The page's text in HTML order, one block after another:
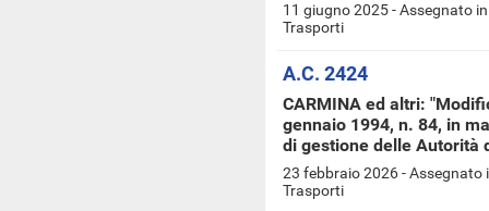
11 giugno 2025 - Assegnato
Trasporti
A.C. 2424
CARMINA ed altri:
gennaio 1994, n. 84, in
di gestione delle Autorità
23 febbraio 2026 - Assegnato
Trasporti